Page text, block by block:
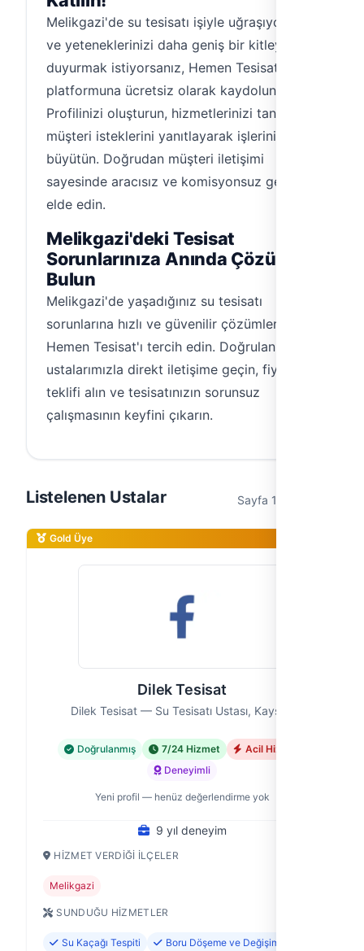
Melikgazi'de su tesisatı işiyle uğraşıyorsanız
ve yeteneklerinizi daha geniş bir kitleye
duyurmak istiyorsanız, Hemen Tesisat
platformuna ücretsiz olarak kaydolun.
Profilinizi oluşturun, hizmetlerinizi tanıtın ve
müşteri isteklerini yanıtlayarak işlerinizi
büyütün. Doğrudan müşteri iletişimi
sayesinde aracısız ve komisyonsuz gelir
elde edin.
Melikgazi'deki Tesisat
Sorunlarınıza Anında Çözüm
Bulun
Melikgazi'de yaşadığınız su tesisatı
sorunlarına hızlı ve güvenilir çözümler için
Hemen Tesisat'ı tercih edin. Doğrulanmış
ustalarımızla direkt iletişime geçin, fiyat
teklifi alın ve tesisatınızın sorunsuz
çalışmasının keyfini çıkarın.
Listelenen Ustalar Sayfa 1 / 1 (3 usta)
Gold Üye
Dilek Tesisat
Dilek Tesisat — Su Tesisatı Ustası, Kayseri
Doğrulanmış 7/24 Hizmet
Acil Hizmet
Deneyimli
Yeni profil — henüz değerlendirme yok
9 yıl deneyim
HIZMET VERDIĞI İLÇELER
Melikgazi
SUNDUĞU HIZMETLER
Su Kaçağı Tespiti
Boru Döşeme ve Değişimi